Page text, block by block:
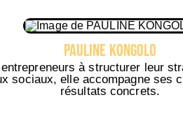
PAULINE KONGOLO
à structurer leur
sociaux, elle accompagne ses
résultats concrets.